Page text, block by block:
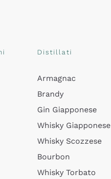
Distillati
Armagnac
Brandy
Gin Giapponese
Whisky Giapponese
Whisky Scozzese
Bourbon
Whisky Torbato